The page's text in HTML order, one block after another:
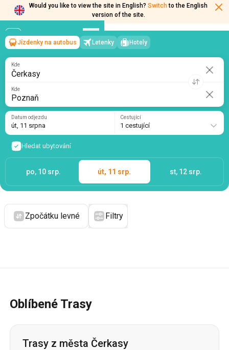
Would you like to view the site in English? Switch to the English
version of the site.
Čerkasy →Poznaň
út, 11 srpna/1 cestující
Jízdenky na autobus Letenky Hotely
Kde
Kde
Datum odjezdu
út, 11 srpna
Cestující
1 cestující
Hledat ubytování
po, 10 srp. út, 11 srp. st, 12 srp.
Zpočátku levné Filtry
Oblíbené Trasy
Trasy z města Čerkasy